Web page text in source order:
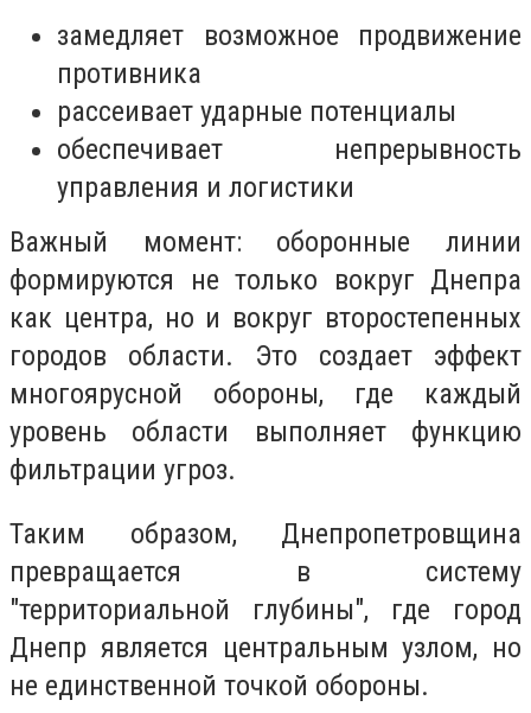
замедляет возможное продвижение
противника
рассеивает ударные потенциалы
обеспечивает непрерывность
управления и логистики
Важный момент: оборонные линии
формируются не только вокруг Днепра
как центра, но и вокруг второстепенных
городов области. Это создает эффект
многоярусной обороны, где каждый
уровень области выполняет функцию
фильтрации угроз.
Таким образом, Днепропетровщина
превращается в систему
"территориальной глубины", где город
Днепр является центральным узлом, но
не единственной точкой обороны.